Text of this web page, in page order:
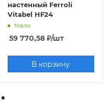
настенный Ferroli
Vitabel HF24
Мало
59 770,58₽/шт
В корзину